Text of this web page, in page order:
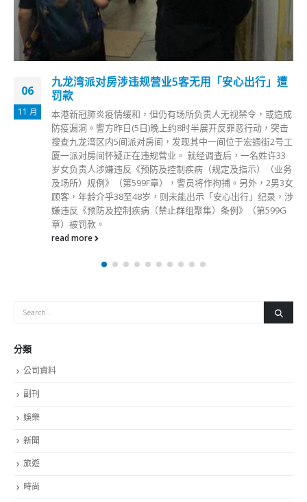
24
8 月
香港教育局：增加往内地航班有助稳定票价
教育局昨日公布协助香港学生入境内地升读高等院校的便利措
施，包括增加来往香港与各内地城市的载客航班，并容许本港
学生优先订票。教育局副秘书长李忠善今日（24日）在电台节
目表示，等本周五完成登记后，分析配对，就可决定哪些城市
要增加航班。 有议员反映往内地机票价格高昂，且数量不
多。李忠善表示，相信增加航班对稳定票价有好处。他又说，
昨日登记的101人中，只有16人乘航班赴内地，如果是这个数
量，即使不增航班也可处理。 点此填写及递交表格 如学生填
写及递交表格时遇到问题，可透过以下方式联络查询： 电
邮： nbs@edb.gov.hk
热线：3698 4466